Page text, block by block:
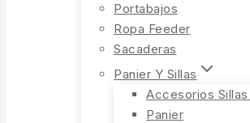
Portabajos
Ropa Feeder
Sacaderas
Panier Y Sillas
Accesorios
Panier